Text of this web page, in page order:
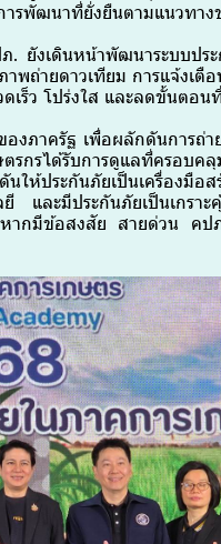
รพัฒนาที่ยั่งยืนตามแนวทาง
. ยังเดินหน้าพัฒนาระบบปร
พถ่ายดาวเทียม การแจ้งเตื
เร็ว โปร่งใส และลดขั้นตอน
ภาครัฐ เพื่อผลักดันการถ่า
ตรกรได้รับการดูแลที่ครอบ
ห้ประกันภัยเป็นเครื่องมือ
และมีประกันภัยเป็นเกรา
หากมีข้อสงสัย สายด่วน ค